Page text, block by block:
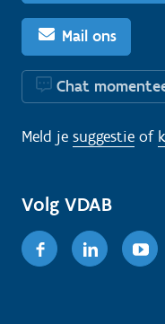
Mail ons
Chat
Meld je suggestie of
Volg VDAB
Facebook